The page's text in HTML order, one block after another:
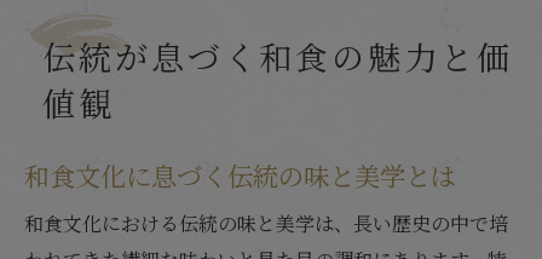
伝統が息づく和食の魅力と価
値観
和食文化に息づく伝統の味と美学とは
和食文化における伝統の味と美学は、長い歴史の中で培